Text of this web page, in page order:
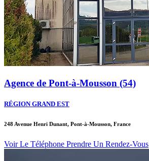
Agence de Pont-à-Mousson (54)
RÉGION GRAND EST
248 Avenue Henri Dunant, Pont-à-Mousson, France
Voir Le Téléphone Prendre Un Rendez-Vous